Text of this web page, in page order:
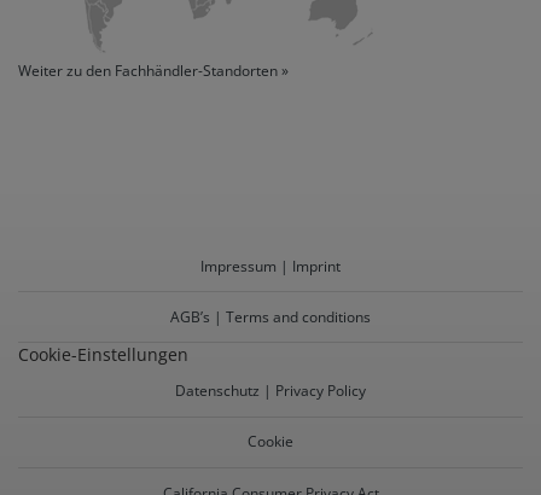
Weiter zu den Fachhändler-Standorten »
Impressum | Imprint
AGB’s | Terms and conditions
Cookie-Einstellungen
Datenschutz | Privacy Policy
Cookie